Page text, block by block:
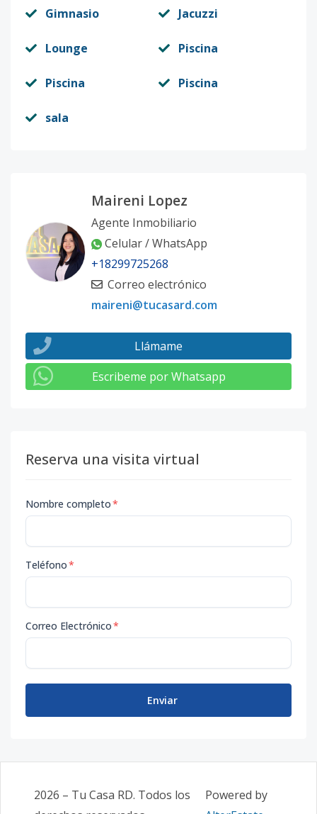
Gimnasio Jacuzzi
Lounge Piscina
Piscina Piscina
sala
Maireni Lopez
Agente Inmobiliario
Celular / WhatsApp
+18299725268
Correo electrónico
maireni@tucasard.com
Llámame
Escribeme por Whatsapp
Reserva una visita virtual
Nombre completo*
Teléfono*
Correo Electrónico*
Enviar
2026 – Tu Casa RD. Todos los
Powered by